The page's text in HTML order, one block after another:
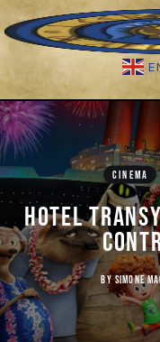
Fantascienza
Fantasy
Games
Recensioni
Libri e
CINEMA
Hotel
BY SIMONE